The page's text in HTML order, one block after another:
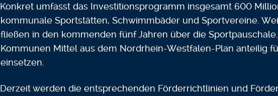
Konkret umfasst das Investitionsprogramm insgesamt 600
kommunale Sportstätten, Schwimmbäder und Sportvereine.
fließen in den kommenden fünf Jahren über die
Kommunen Mittel aus dem Nordrhein-Westfalen-Plan anteilig
einsetzen.
Derzeit werden die entsprechenden Förderrichtlinien und